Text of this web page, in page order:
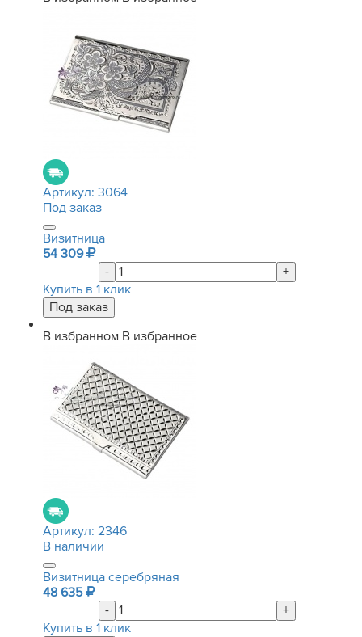
Артикул: 3064
Под заказ
Визитница
54 309
-
+
Купить в 1 клик
В избранном В избранное
Артикул: 2346
В наличии
Визитница серебряная
48 635
-
+
Купить в 1 клик